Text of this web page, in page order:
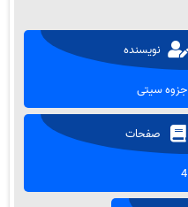
نویسنده
جزوه سیتی
صفحات
4